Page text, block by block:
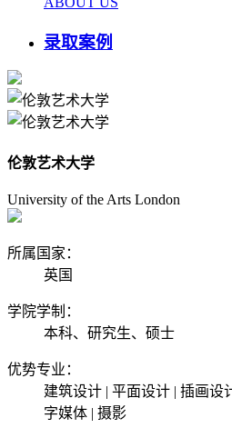
录取案例
伦敦艺术大学
University of the Arts London
所属国家：
英国
学院学制：
本科、研究生、硕士
优势专业：
建筑设计 | 平面设计 | 插画设
字媒体 | 摄影